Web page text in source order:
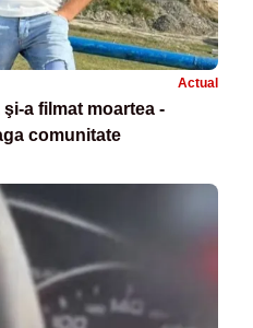
Actual
a filmat moartea -
comunitate